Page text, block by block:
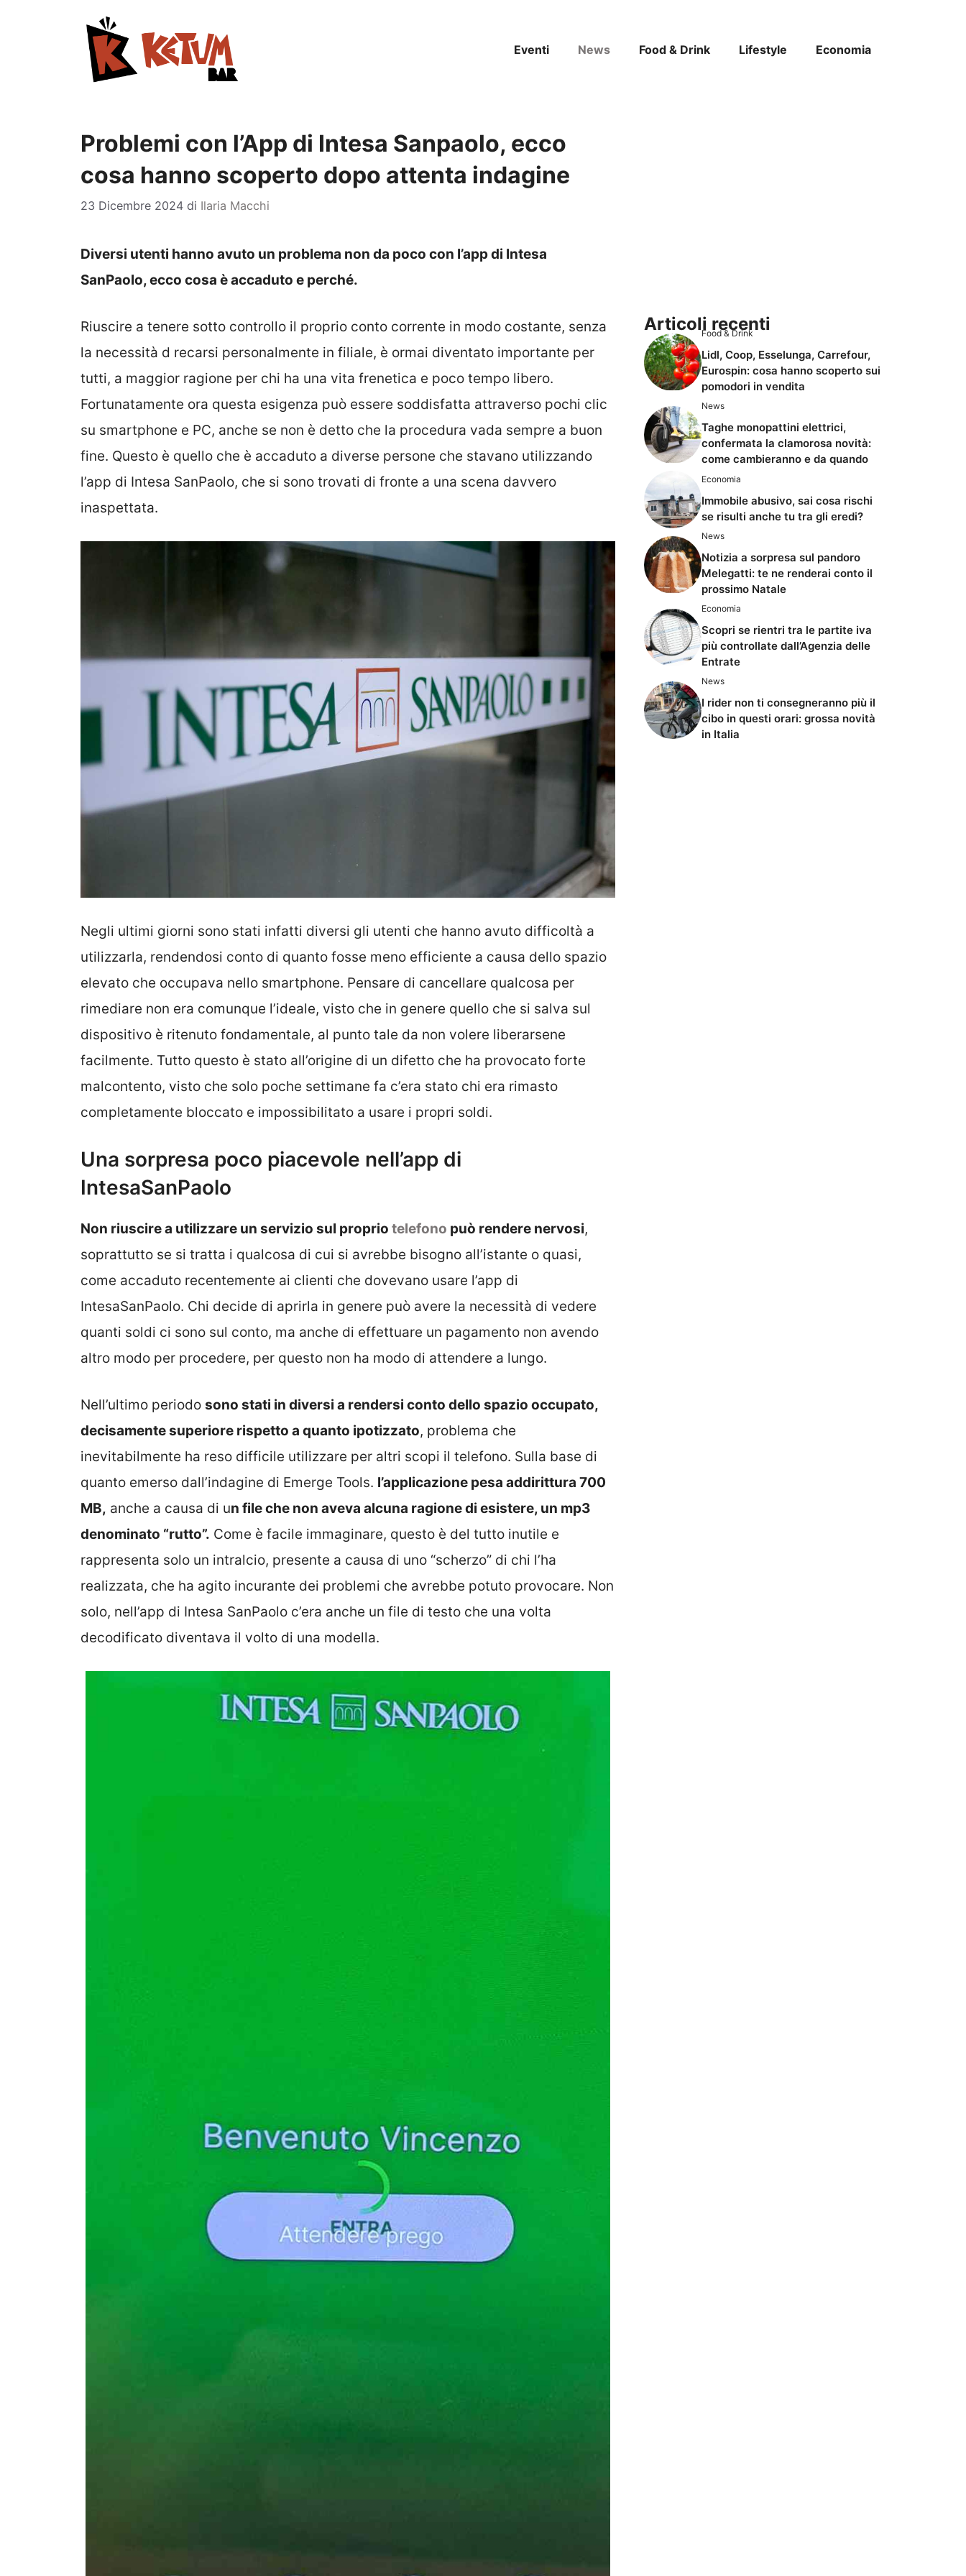
Eventi News Food & Drink Lifestyle Economia
Problemi con l’App di Intesa Sanpaolo, ecco
cosa hanno scoperto dopo attenta indagine
23 Dicembre 2024 di Ilaria Macchi
Diversi utenti hanno avuto un problema non da poco con l’app di Intesa
SanPaolo, ecco cosa è accaduto e perché.
Riuscire a tenere sotto controllo il proprio conto corrente in modo costante, senza
la necessità d recarsi personalmente in filiale, è ormai diventato importante per
tutti, a maggior ragione per chi ha una vita frenetica e poco tempo libero.
Fortunatamente ora questa esigenza può essere soddisfatta attraverso pochi clic
su smartphone e PC, anche se non è detto che la procedura vada sempre a buon
fine. Questo è quello che è accaduto a diverse persone che stavano utilizzando
l’app di Intesa SanPaolo, che si sono trovati di fronte a una scena davvero
inaspettata.
Negli ultimi giorni sono stati infatti diversi gli utenti che hanno avuto difficoltà a
utilizzarla, rendendosi conto di quanto fosse meno efficiente a causa dello spazio
elevato che occupava nello smartphone. Pensare di cancellare qualcosa per
rimediare non era comunque l’ideale, visto che in genere quello che si salva sul
dispositivo è ritenuto fondamentale, al punto tale da non volere liberarsene
facilmente. Tutto questo è stato all’origine di un difetto che ha provocato forte
malcontento, visto che solo poche settimane fa c’era stato chi era rimasto
completamente bloccato e impossibilitato a usare i propri soldi.
Una sorpresa poco piacevole nell’app di
IntesaSanPaolo
Non riuscire a utilizzare un servizio sul proprio telefono può rendere nervosi,
soprattutto se si tratta i qualcosa di cui si avrebbe bisogno all’istante o quasi,
come accaduto recentemente ai clienti che dovevano usare l’app di
IntesaSanPaolo. Chi decide di aprirla in genere può avere la necessità di vedere
quanti soldi ci sono sul conto, ma anche di effettuare un pagamento non avendo
altro modo per procedere, per questo non ha modo di attendere a lungo.
Nell’ultimo periodo sono stati in diversi a rendersi conto dello spazio occupato,
decisamente superiore rispetto a quanto ipotizzato, problema che
inevitabilmente ha reso difficile utilizzare per altri scopi il telefono. Sulla base di
quanto emerso dall’indagine di Emerge Tools. l’applicazione pesa addirittura 700
MB, anche a causa di un file che non aveva alcuna ragione di esistere, un mp3
denominato “rutto”. Come è facile immaginare, questo è del tutto inutile e
rappresenta solo un intralcio, presente a causa di uno “scherzo” di chi l’ha
realizzata, che ha agito incurante dei problemi che avrebbe potuto provocare. Non
solo, nell’app di Intesa SanPaolo c’era anche un file di testo che una volta
decodificato diventava il volto di una modella.
Articoli recenti
Food & Drink
Lidl, Coop, Esselunga, Carrefour,
Eurospin: cosa hanno scoperto sui
pomodori in vendita
News
Taghe monopattini elettrici,
confermata la clamorosa novità:
come cambieranno e da quando
Economia
Immobile abusivo, sai cosa rischi
se risulti anche tu tra gli eredi?
News
Notizia a sorpresa sul pandoro
Melegatti: te ne renderai conto il
prossimo Natale
Economia
Scopri se rientri tra le partite iva
più controllate dall’Agenzia delle
Entrate
News
I rider non ti consegneranno più il
cibo in questi orari: grossa novità
in Italia